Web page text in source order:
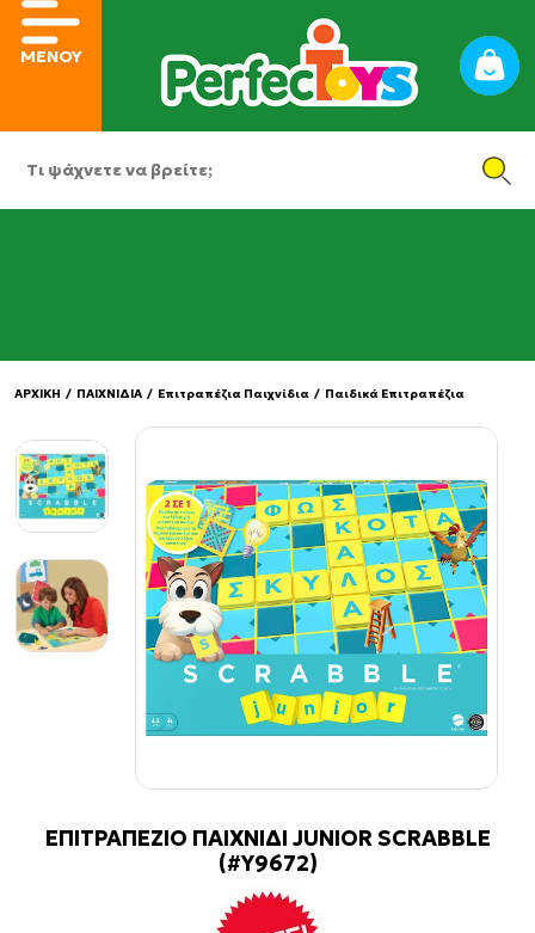
ΜΕΝΟΥ
ΑΡΧΙΚΗ / ΠΑΙΧΝΙΔΙΑ / Επιτραπέζια Παιχνίδια / Παιδικά Επιτραπέζια
ΕΠΙΤΡΑΠΕΖΙΟ ΠΑΙΧΝΙΔΙ JUNIOR SCRABBLE
(#Y9672)